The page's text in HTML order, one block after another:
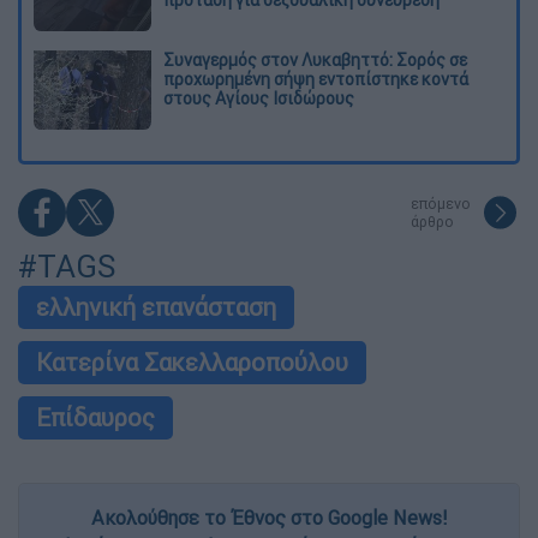
Συναγερμός στον Λυκαβηττό: Σορός σε
προχωρημένη σήψη εντοπίστηκε κοντά
στους Αγίους Ισιδώρους
επόμενο
άρθρο
#TAGS
ελληνική επανάσταση
Κατερίνα Σακελλαροπούλου
Επίδαυρος
Ακολούθησε το Έθνος στο Google News!